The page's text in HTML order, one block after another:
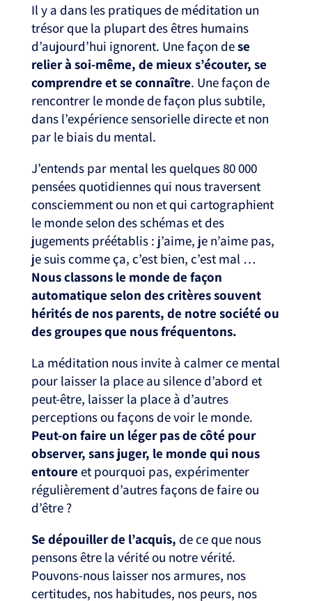
Il y a dans les pratiques de méditation un
trésor que la plupart des êtres humains
d’aujourd’hui ignorent. Une façon dese
relier à soi-même, de mieux s’écouter, se
comprendre et se connaître. Une façon de
rencontrer le monde de façon plus subtile,
dans l’expérience sensorielle directe et non
par le biais du mental.
J’entends par mental les quelques 80 000
pensées quotidiennes qui nous traversent
consciemment ou non et qui cartographient
le monde selon des schémas et des
jugements préétablis : j’aime, je n’aime pas,
je suis comme ça, c’est bien, c’est mal …
Nous classons le monde de façon
automatique selon des critères souvent
hérités de nos parents, de notre société ou
des groupes que nous fréquentons.
La méditation nous invite à calmer ce mental
pour laisser la place au silence d’abord et
peut-être, laisser la place à d’autres
perceptions ou façons de voir le monde.
Peut-on faire un léger pas de côté pour
observer, sans juger, le monde qui nous
entoure et pourquoi pas, expérimenter
régulièrement d’autres façons de faire ou
d’être ?
Se dépouiller de l’acquis, de ce que nous
pensons être la vérité ou notre vérité.
Pouvons-nous laisser nos armures, nos
certitudes, nos habitudes, nos peurs, nos